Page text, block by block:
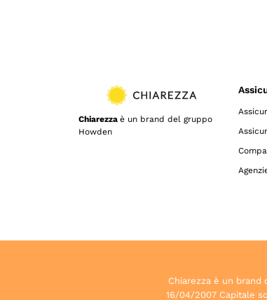
Chiarezza è un brand del gruppo
Howden
Chiarezza è un brand
16/04/2007 Capitale